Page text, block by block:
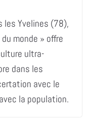
les Yvelines (78),
monde » offre
ultra-
dans les
avec le
la population.